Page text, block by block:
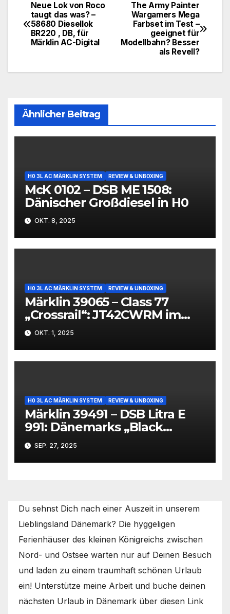
Beitragsnavigation
The Army Painter
Wargamers Mega
Farbset im Test –
geeignet für
Modellbahn? Besser
als Revell?
Neue Lok von Roco
taugt das was? –
58680 Diesellok
BR220 , DB, für
Märklin AC-Digital
Ähnlicher Beitrag
H0 3L AC MÄRKLIN SYSTEM REVIEW & UNBOXING
McK 0102 – DSB ME 1508:
Dänischer Großdiesel in H0
OKT. 8, 2025
H0 3L AC MÄRKLIN SYSTEM REVIEW & UNBOXING
Märklin 39065 – Class 77
„Crossrail“: JT42CWRM im
Modell
OKT. 1, 2025
H0 3L AC MÄRKLIN SYSTEM REVIEW & UNBOXING
Märklin 39491 – DSB Litra E
991: Dänemarks „Black
Beauty“ im Modell
SEP. 27, 2025
Du sehnst Dich nach einer Auszeit in unserem
Lieblingsland Dänemark? Die hyggeligen
Ferienhäuser des kleinen Königreichs zwischen
Nord- und Ostsee warten nur auf Deinen Besuch
und laden zu einem traumhaft schönen Urlaub
ein! Unterstütze meine Arbeit und buche deinen
nächsten Urlaub in Dänemark über diesen Link